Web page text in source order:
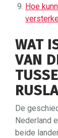
Hoe
WAT
VAN
De
Nederland
beide